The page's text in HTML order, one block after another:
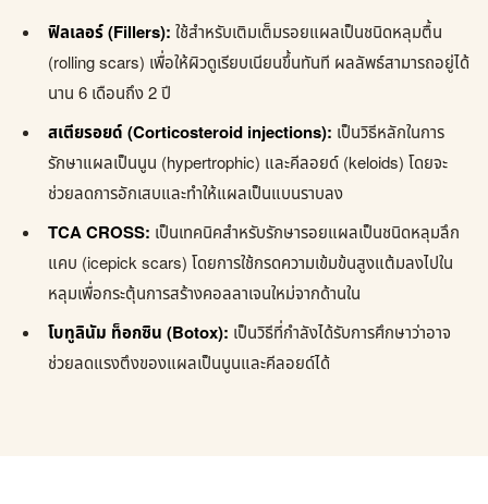
ฟิลเลอร์ (Fillers): ใช้สำหรับเติมเต็มรอยแผลเป็นชนิดหลุมตื้น
(rolling scars) เพื่อให้ผิวดูเรียบเนียนขึ้นทันที ผลลัพธ์สามารถอยู่ได้
นาน 6 เดือนถึง 2 ปี
สเตียรอยด์ (Corticosteroid injections): เป็นวิธีหลักในการ
รักษาแผลเป็นนูน (hypertrophic) และคีลอยด์ (keloids) โดยจะ
ช่วยลดการอักเสบและทำให้แผลเป็นแบนราบลง
TCA CROSS: เป็นเทคนิคสำหรับรักษารอยแผลเป็นชนิดหลุมลึก
แคบ (icepick scars) โดยการใช้กรดความเข้มข้นสูงแต้มลงไปใน
หลุมเพื่อกระตุ้นการสร้างคอลลาเจนใหม่จากด้านใน
โบทูลินัม ท็อกซิน (Botox): เป็นวิธีที่กำลังได้รับการศึกษาว่าอาจ
ช่วยลดแรงตึงของแผลเป็นนูนและคีลอยด์ได้